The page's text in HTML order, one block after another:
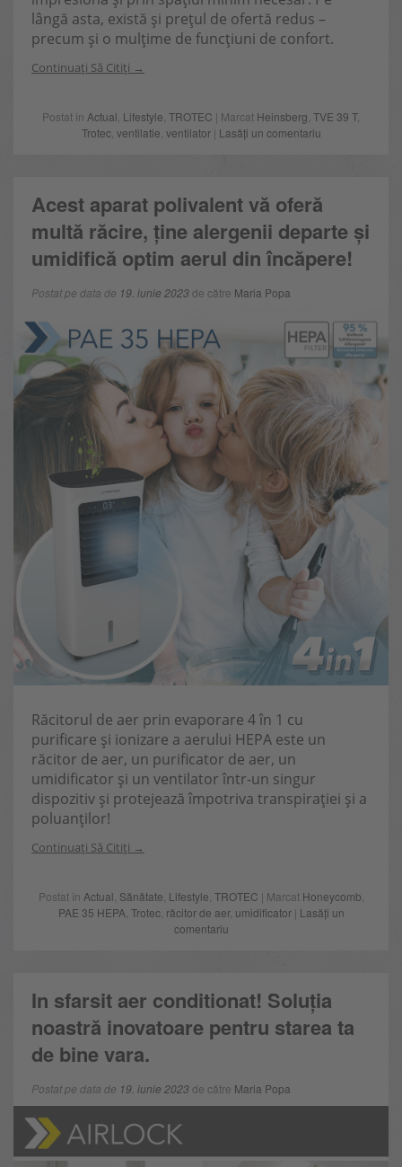
lângă asta, există și prețul de ofertă redus –
precum și o mulțime de funcțiuni de confort.
Continuați Să Citiți
Postat în Actual Lifestyle TROTEC | Marcat Heinsberg TVE 39 T,
Trotec, ventilatie ventilator| Lasăți un comentariu
Acest aparat polivalent vă oferă
multă răcire, ține alergenii departe și
umidifică optim aerul din încăpere!
Postat pe data de 19. iunie 2023de către Maria Popa
Răcitorul de aer prin evaporare 4 în 1 cu
purificare și ionizare a aerului HEPA este un
răcitor de aer, un purificator de aer, un
umidificator și un ventilator într-un singur
dispozitiv și protejează împotriva transpirației și a
poluanților!
Continuați Să Citiți
Postat în Actual Sănătate Lifestyle TROTEC | Marcat Honeycomb
PAE 35 HEPA Trotec, răcitor de aer, umidificator| Lasăți un
comentariu
In sfarsit aer conditionat! Soluția
noastră inovatoare pentru starea ta
de bine vara.
Postat pe data de 19. iunie 2023de către Maria Popa